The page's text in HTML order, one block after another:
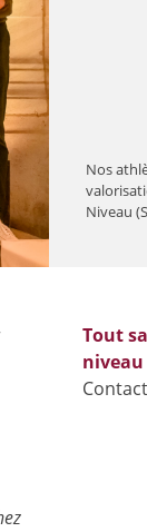
Nos
Niveau
Tout
niveau